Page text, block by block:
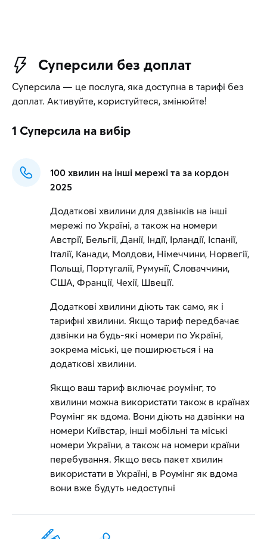
Суперсили без доплат
Суперсила — це послуга, яка доступна в тарифі без
доплат. Активуйте, користуйтеся, змінюйте!
1 Суперсила на вибір
100 хвилин на інші мережі та за кордон
2025
Додаткові хвилини для дзвінків на інші
мережі по Україні, а також на номери
Австрії, Бельгії, Данії, Індії, Ірландії, Іспанії,
Італії, Канади, Молдови, Німеччини, Норвегії,
Польщі, Португалії, Румунії, Словаччини,
США, Франції, Чехії, Швеції.
Додаткові хвилини діють так само, як і
тарифні хвилини. Якщо тариф передбачає
дзвінки на будь-які номери по Україні,
зокрема міські, це поширюється і на
додаткові хвилини.
Якщо ваш тариф включає роумінг, то
хвилини можна використати також в країнах
Роумінг як вдома. Вони діють на дзвінки на
номери Київстар, інші мобільні та міські
номери України, а також на номери країни
перебування. Якщо весь пакет хвилин
використати в Україні, в Роумінг як вдома
вони вже будуть недоступні